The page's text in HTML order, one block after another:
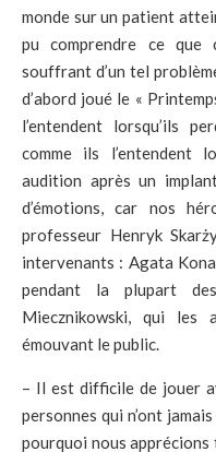
monde sur un patient
pu comprendre ce
souffrant d’un tel
d’abord joué le «
l’entendent lorsqu’ils
comme ils l’entendent
audition après un
d’émotions, car nos
professeur Henryk
intervenants : Agata
pendant la plupart
Miecznikowski, qui
émouvant le public.
– Il est difficile de jouer
personnes qui n’ont
pourquoi nous